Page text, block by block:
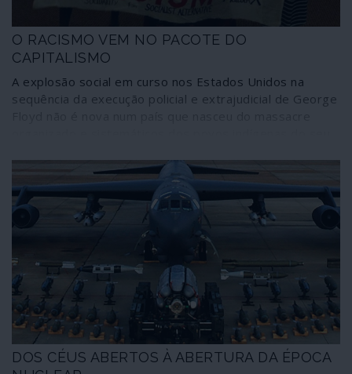
O RACISMO VEM NO PACOTE DO
CAPITALISMO
A explosão social em curso nos Estados Unidos na
sequência da execução policial e extrajudicial de George
discriminados e excluídos por um sistema que não sabe
– nem pode – funcionar de outra maneira: com base na
violência e na intimidação.
DOS CÉUS ABERTOS À ABERTURA DA ÉPOCA